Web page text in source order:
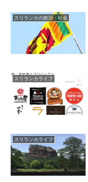
スリランカの政治・社会
スリランカライフ
スリランカライフ